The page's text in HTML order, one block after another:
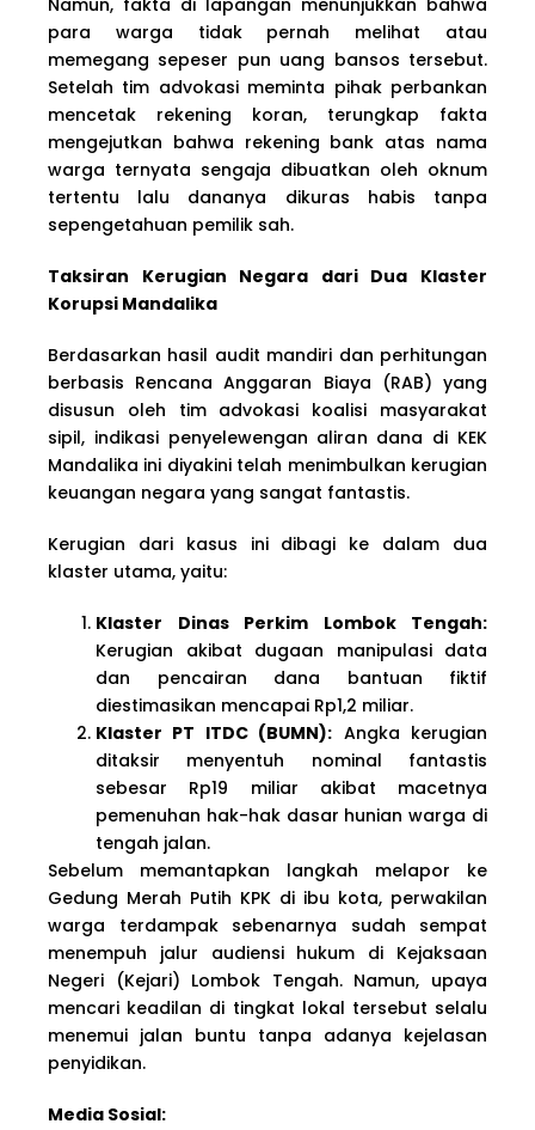
para warga tidak pernah melihat atau
memegang sepeser pun uang bansos tersebut.
Setelah tim advokasi meminta pihak perbankan
mencetak rekening koran, terungkap fakta
mengejutkan bahwa rekening bank atas nama
warga ternyata sengaja dibuatkan oleh oknum
tertentu lalu dananya dikuras habis tanpa
sepengetahuan pemilik sah.
Taksiran Kerugian Negara dari Dua Klaster
Korupsi Mandalika
Berdasarkan hasil audit mandiri dan perhitungan
berbasis Rencana Anggaran Biaya (RAB) yang
disusun oleh tim advokasi koalisi masyarakat
sipil, indikasi penyelewengan aliran dana di KEK
Mandalika ini diyakini telah menimbulkan kerugian
keuangan negara yang sangat fantastis.
Kerugian dari kasus ini dibagi ke dalam dua
klaster utama, yaitu:
Klaster Dinas Perkim Lombok Tengah:
Kerugian akibat dugaan manipulasi data
dan pencairan dana bantuan fiktif
diestimasikan mencapai Rp1,2 miliar.
Klaster PT ITDC (BUMN): Angka kerugian
ditaksir menyentuh nominal fantastis
sebesar Rp19 miliar akibat macetnya
pemenuhan hak-hak dasar hunian warga di
tengah jalan.
Sebelum memantapkan langkah melapor ke
Gedung Merah Putih KPK di ibu kota, perwakilan
warga terdampak sebenarnya sudah sempat
menempuh jalur audiensi hukum di Kejaksaan
Negeri (Kejari) Lombok Tengah. Namun, upaya
mencari keadilan di tingkat lokal tersebut selalu
menemui jalan buntu tanpa adanya kejelasan
penyidikan.
Media Sosial: